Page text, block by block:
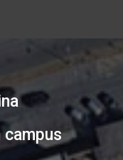
campus